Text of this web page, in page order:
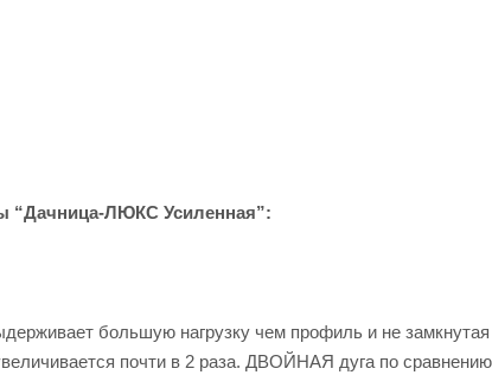
“Дачница-ЛЮКС Усиленная”:
большую нагрузку чем профиль и не
почти в 2 раза. ДВОЙНАЯ дуга по